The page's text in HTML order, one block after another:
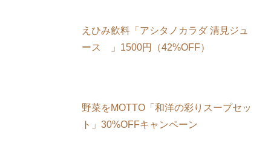
えひみ飲料「アシタノカラダ 清見ジュ
ース 」1500円（42%OFF）
野菜をMOTTO「和洋の彩りスープセッ
ト」30%OFFキャンペーン